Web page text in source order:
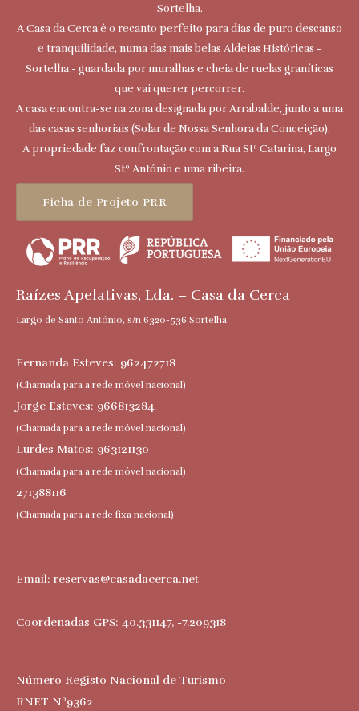
Sortelha.
A Casa da Cerca é o recanto perfeito para dias de puro descanso
e tranquilidade, numa das mais belas Aldeias Históricas -
Sortelha - guardada por muralhas e cheia de ruelas graníticas
que vai querer percorrer.
A casa encontra-se na zona designada por Arrabalde, junto a uma
das casas senhoriais (Solar de Nossa Senhora da Conceição).
A propriedade faz confrontação com a Rua Stª Catarina, Largo
Stº António e uma ribeira.
Ficha de Projeto PRR
Raízes Apelativas, Lda. – Casa da Cerca
Largo de Santo António, s/n 6320-536 Sortelha
Fernanda Esteves: 962472718
(Chamada para a rede móvel nacional)
Jorge Esteves: 966813284
(Chamada para a rede móvel nacional)
Lurdes Matos: 963121130
(Chamada para a rede móvel nacional)
271388116
(Chamada para a rede fixa nacional)
Email: reservas@casadacerca.net
Coordenadas GPS: 40.331147, -7.209318
Número Registo Nacional de Turismo
RNET Nº9362